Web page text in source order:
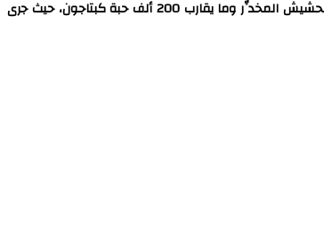
أضاف البيان أنه بناءً على هذه المعلومات، أرسلت المديرية دورية مختصة لمعاينة الموقع والبدء بعملية التفتيش، وخلال تنفيذ المهمة، عُثر على 324 كفاً من مادة الحشيش المخدِّر وما يقارب 200 ألف حبة كبتاجون، حيث جرى